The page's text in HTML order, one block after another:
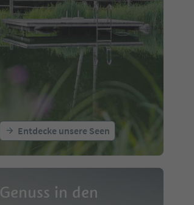
Entdecke unsere Seen
Genuss in den